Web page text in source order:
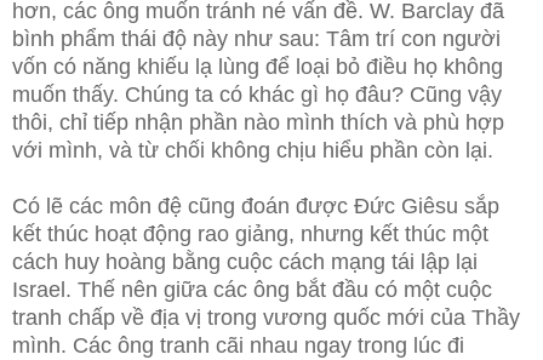
hơn, các ông muốn tránh né vấn đề. W. Barclay đã
bình phẩm thái độ này như sau: Tâm trí con người
vốn có năng khiếu lạ lùng để loại bỏ điều họ không
muốn thấy. Chúng ta có khác gì họ đâu? Cũng vậy
thôi, chỉ tiếp nhận phần nào mình thích và phù hợp
với mình, và từ chối không chịu hiểu phần còn lại.
Có lẽ các môn đệ cũng đoán được Đức Giêsu sắp
kết thúc hoạt động rao giảng, nhưng kết thúc một
cách huy hoàng bằng cuộc cách mạng tái lập lại
Israel. Thế nên giữa các ông bắt đầu có một cuộc
tranh chấp về địa vị trong vương quốc mới của Thầy
mình. Các ông tranh cãi nhau ngay trong lúc đi